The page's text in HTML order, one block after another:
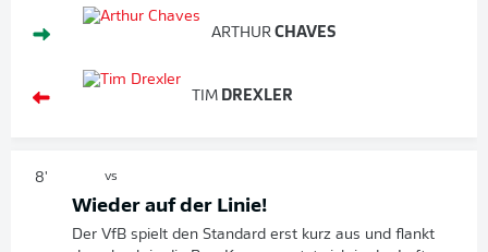
ARTHUR CHAVES
TIM DREXLER
8' vs
Wieder auf der Linie!
Der VfB spielt den Standard erst kurz aus und flankt